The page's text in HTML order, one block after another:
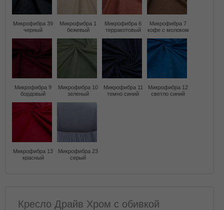
Микрофибра 39
черный
Микрофибра 1
бежевый
Микрофибра 6
терракотовый
Микрофибра 7
кофе с молоком
Микрофибра 9
бордовый
Микрофибра 10
зеленый
Микрофибра 11
темно синий
Микрофибра 12
светло синий
Микрофибра 13
красный
Микрофибра 23
серый
Кресло Драйв Хром с обивкой